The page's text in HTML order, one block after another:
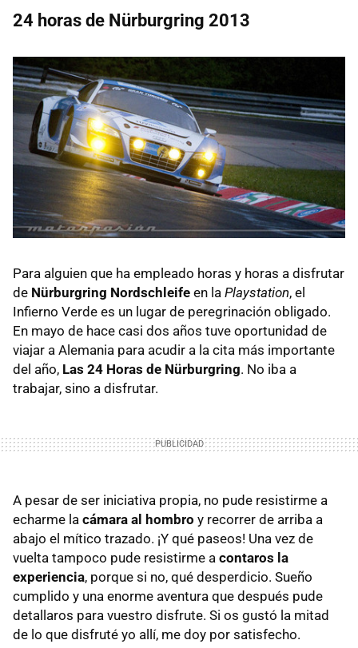
24 horas de Nürburgring 2013
Para alguien que ha empleado horas y horas a disfrutar
de Nürburgring Nordschleife en la Playstation, el
Infierno Verde es un lugar de peregrinación obligado.
En mayo de hace casi dos años tuve oportunidad de
viajar a Alemania para acudir a la cita más importante
del año, Las 24 Horas de Nürburgring. No iba a
trabajar, sino a disfrutar.
A pesar de ser iniciativa propia, no pude resistirme a
echarme la cámara al hombro y recorrer de arriba a
abajo el mítico trazado. ¡Y qué paseos! Una vez de
vuelta tampoco pude resistirme a contaros la
experiencia, porque si no, qué desperdicio. Sueño
cumplido y una enorme aventura que después pude
detallaros para vuestro disfrute. Si os gustó la mitad
de lo que disfruté yo allí, me doy por satisfecho.